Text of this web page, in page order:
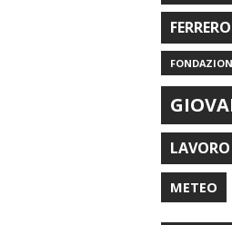
FERRERO
LAVORO
METEO